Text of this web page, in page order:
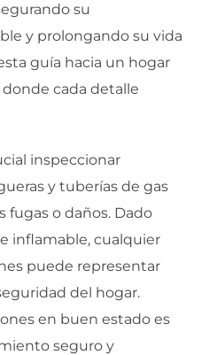
su
y prolongando su vida
guía hacia un hogar
cada detalle
inspeccionar
y tuberías de gas
fugas o daños. Dado
inflamable, cualquier
puede representar
del hogar.
en buen estado es
seguro y